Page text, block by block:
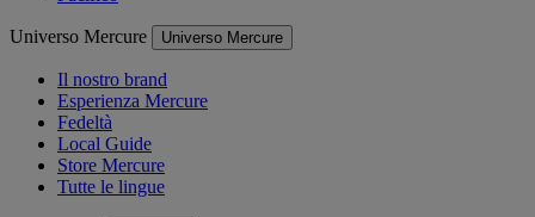
Universo Mercure Universo Mercure
Il nostro brand
Esperienza Mercure
Fedeltà
Local Guide
Store Mercure
Tutte le lingue